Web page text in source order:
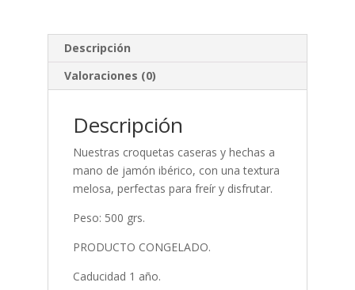
Descripción
Valoraciones (0)
Descripción
Nuestras croquetas caseras y hechas a
mano de jamón ibérico, con una textura
melosa, perfectas para freír y disfrutar.
Peso: 500 grs.
PRODUCTO CONGELADO.
Caducidad 1 año.